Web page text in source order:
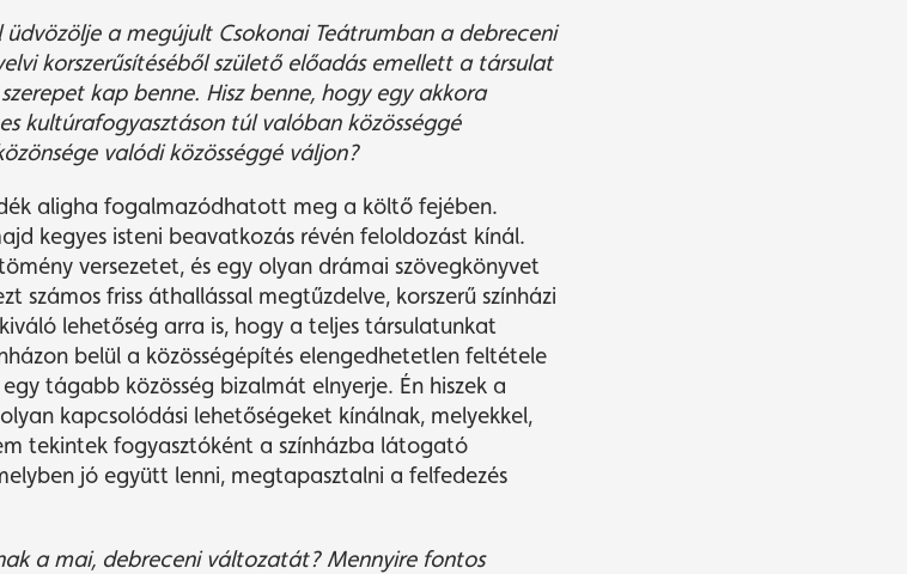
üdvözölje a megújult Csokonai Teátrumban a debreceni
korszerűsítéséből születő előadás emellett a társulat
kap benne. Hisz benne, hogy egy akkora
kultúrafogyasztáson túl valóban közösséggé
özönsége valódi közösséggé váljon?
aligha fogalmazódhatott meg a költő fejében.
kegyes isteni beavatkozás révén feloldozást kínál.
versezetet, és egy olyan drámai szövegkönyvet
számos friss áthallással megtűzdelve, korszerű színházi
lehetőség arra is, hogy a teljes társulatunkat
belül a közösségépítés elengedhetetlen feltétele
tágabb közösség bizalmát elnyerje. Én hiszek a
kapcsolódási lehetőségeket kínálnak, melyekkel,
tekintek fogyasztóként a színházba látogató
jó együtt lenni, megtapasztalni a felfedezés
a mai, debreceni változatát? Mennyire fontos